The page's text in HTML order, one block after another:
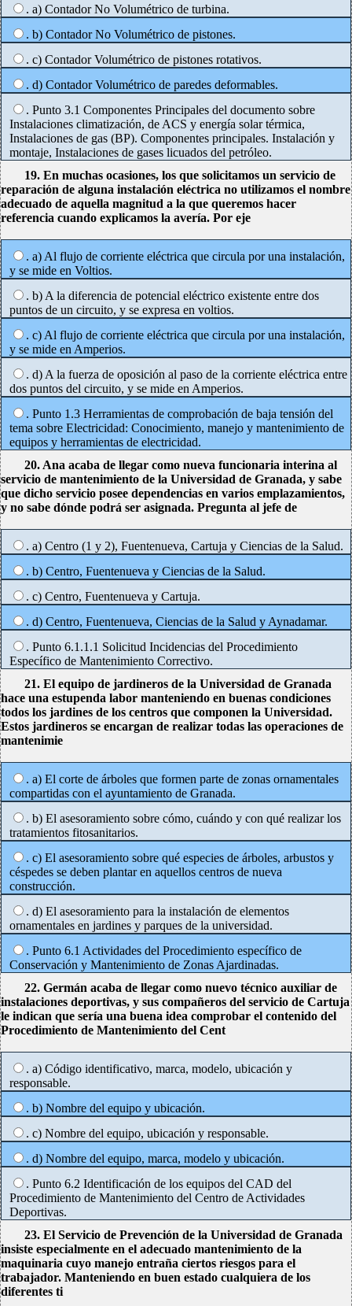
. a) Contador No Volumétrico de turbina.
. b) Contador No Volumétrico de pistones.
. c) Contador Volumétrico de pistones rotativos.
. d) Contador Volumétrico de paredes deformables.
. Punto 3.1 Componentes Principales del documento sobre
Instalaciones climatización, de ACS y energía solar térmica,
Instalaciones de gas (BP). Componentes principales. Instalación y
montaje, Instalaciones de gases licuados del petróleo.
19. En muchas ocasiones, los que solicitamos un servicio de
reparación de alguna instalación eléctrica no utilizamos el nombre
adecuado de aquella magnitud a la que queremos hacer
referencia cuando explicamos la avería. Por eje
. a) Al flujo de corriente eléctrica que circula por una instalación,
y se mide en Voltios.
. b) A la diferencia de potencial eléctrico existente entre dos
puntos de un circuito, y se expresa en voltios.
. c) Al flujo de corriente eléctrica que circula por una instalación,
y se mide en Amperios.
. d) A la fuerza de oposición al paso de la corriente eléctrica entre
dos puntos del circuito, y se mide en Amperios.
. Punto 1.3 Herramientas de comprobación de baja tensión del
tema sobre Electricidad: Conocimiento, manejo y mantenimiento de
equipos y herramientas de electricidad.
20. Ana acaba de llegar como nueva funcionaria interina al
servicio de mantenimiento de la Universidad de Granada, y sabe
que dicho servicio posee dependencias en varios emplazamientos,
y no sabe dónde podrá ser asignada. Pregunta al jefe de
. a) Centro (1 y 2), Fuentenueva, Cartuja y Ciencias de la Salud.
. b) Centro, Fuentenueva y Ciencias de la Salud.
. c) Centro, Fuentenueva y Cartuja.
. d) Centro, Fuentenueva, Ciencias de la Salud y Aynadamar.
. Punto 6.1.1.1 Solicitud Incidencias del Procedimiento
Específico de Mantenimiento Correctivo.
21. El equipo de jardineros de la Universidad de Granada
hace una estupenda labor manteniendo en buenas condiciones
todos los jardines de los centros que componen la Universidad.
Estos jardineros se encargan de realizar todas las operaciones de
mantenimie
. a) El corte de árboles que formen parte de zonas ornamentales
compartidas con el ayuntamiento de Granada.
. b) El asesoramiento sobre cómo, cuándo y con qué realizar los
tratamientos fitosanitarios.
. c) El asesoramiento sobre qué especies de árboles, arbustos y
céspedes se deben plantar en aquellos centros de nueva
construcción.
. d) El asesoramiento para la instalación de elementos
ornamentales en jardines y parques de la universidad.
. Punto 6.1 Actividades del Procedimiento específico de
Conservación y Mantenimiento de Zonas Ajardinadas.
22. Germán acaba de llegar como nuevo técnico auxiliar de
instalaciones deportivas, y sus compañeros del servicio de Cartuja
le indican que sería una buena idea comprobar el contenido del
Procedimiento de Mantenimiento del Cent
. a) Código identificativo, marca, modelo, ubicación y
responsable.
. b) Nombre del equipo y ubicación.
. c) Nombre del equipo, ubicación y responsable.
. d) Nombre del equipo, marca, modelo y ubicación.
. Punto 6.2 Identificación de los equipos del CAD del
Procedimiento de Mantenimiento del Centro de Actividades
Deportivas.
23. El Servicio de Prevención de la Universidad de Granada
insiste especialmente en el adecuado mantenimiento de la
maquinaria cuyo manejo entraña ciertos riesgos para el
trabajador. Manteniendo en buen estado cualquiera de los
diferentes ti